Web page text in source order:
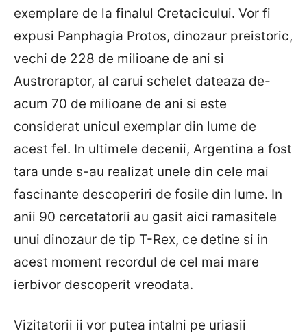
exemplare de la finalul Cretacicului. Vor fi
expusi Panphagia Protos, dinozaur preistoric,
vechi de 228 de milioane de ani si
Austroraptor, al carui schelet dateaza de-
acum 70 de milioane de ani si este
considerat unicul exemplar din lume de
acest fel. In ultimele decenii, Argentina a fost
tara unde s-au realizat unele din cele mai
fascinante descoperiri de fosile din lume. In
anii 90 cercetatorii au gasit aici ramasitele
unui dinozaur de tip T-Rex, ce detine si in
acest moment recordul de cel mai mare
ierbivor descoperit vreodata.
Vizitatorii ii vor putea intalni pe uriasii